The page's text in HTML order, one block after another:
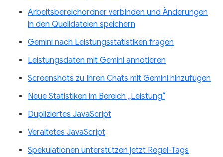
Arbeitsbereichordner verbinden und Änderungen
in den Quelldateien speichern
Gemini nach Leistungsstatistiken fragen
Leistungsdaten mit Gemini annotieren
Screenshots zu Ihren Chats mit Gemini hinzufügen
Neue Statistiken im Bereich „Leistung“
Dupliziertes JavaScript
Veraltetes JavaScript
Spekulationen unterstützen jetzt Regel-Tags